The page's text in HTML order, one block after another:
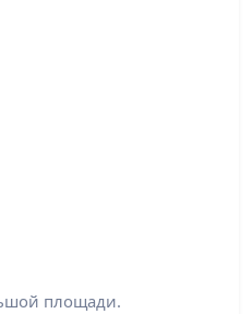
площади.